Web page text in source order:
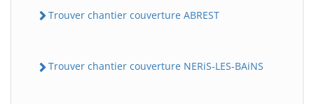
Trouver chantier couverture ABREST
Trouver chantier couverture NERiS-LES-BAiNS